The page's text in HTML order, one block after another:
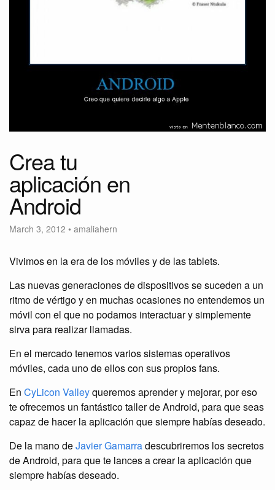
Crea tu
aplicación en
Android
March 3, 2012 • amaliahern
Vivimos en la era de los móviles y de las tablets.
Las nuevas generaciones de dispositivos se suceden a un
ritmo de vértigo y en muchas ocasiones no entendemos un
móvil con el que no podamos interactuar y simplemente
sirva para realizar llamadas.
En el mercado tenemos varios sistemas operativos
móviles, cada uno de ellos con sus propios fans.
En CyLicon Valleyqueremos aprender y mejorar, por eso
te ofrecemos un fantástico taller de Android, para que seas
capaz de hacer la aplicación que siempre habías deseado.
De la mano deJavier Gamarradescubriremos los secretos
de Android, para que te lances a crear la aplicación que
siempre habías deseado.